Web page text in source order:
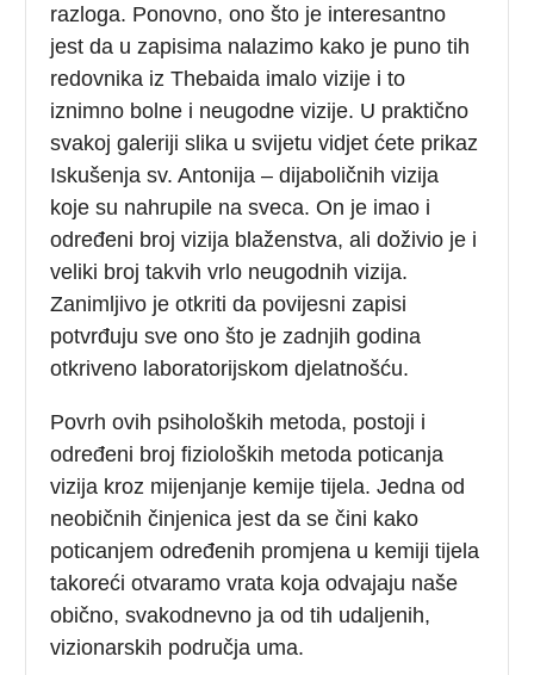
razloga. Ponovno, ono što je interesantno
jest da u zapisima nalazimo kako je puno tih
redovnika iz Thebaida imalo vizije i to
iznimno bolne i neugodne vizije. U praktično
svakoj galeriji slika u svijetu vidjet ćete prikaz
Iskušenja sv. Antonija – dijaboličnih vizija
koje su nahrupile na sveca. On je imao i
određeni broj vizija blaženstva, ali doživio je i
veliki broj takvih vrlo neugodnih vizija.
Zanimljivo je otkriti da povijesni zapisi
potvrđuju sve ono što je zadnjih godina
otkriveno laboratorijskom djelatnošću.
Povrh ovih psiholoških metoda, postoji i
određeni broj fizioloških metoda poticanja
vizija kroz mijenjanje kemije tijela. Jedna od
neobičnih činjenica jest da se čini kako
poticanjem određenih promjena u kemiji tijela
takoreći otvaramo vrata koja odvajaju naše
obično, svakodnevno ja od tih udaljenih,
vizionarskih područja uma.